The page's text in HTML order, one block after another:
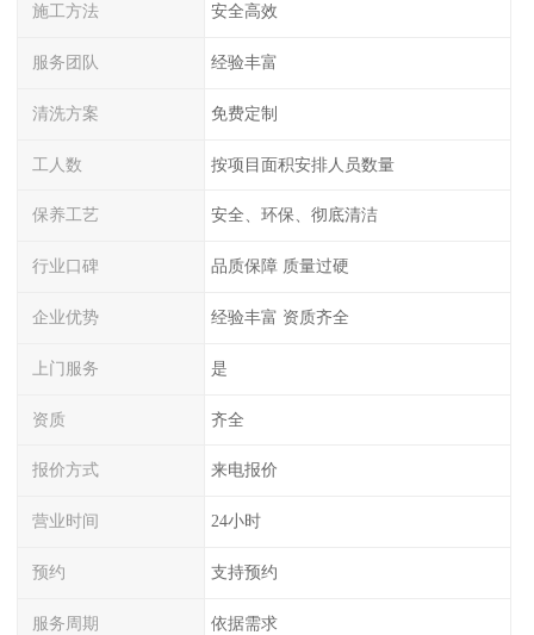
施工方法 安全高效
服务团队 经验丰富
清洗方案 免费定制
工人数 按项目面积安排人员数量
保养工艺 安全、环保、彻底清洁
行业口碑 品质保障 质量过硬
企业优势 经验丰富 资质齐全
上门服务 是
资质 齐全
报价方式 来电报价
营业时间 24小时
预约 支持预约
服务周期 依据需求